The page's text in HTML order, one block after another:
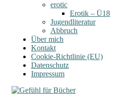
erotic
Erotik – Ü18
Jugendliteratur
Abbruch
Über mich
Kontakt
Cookie-Richtlinie (EU)
Datenschutz
Impressum